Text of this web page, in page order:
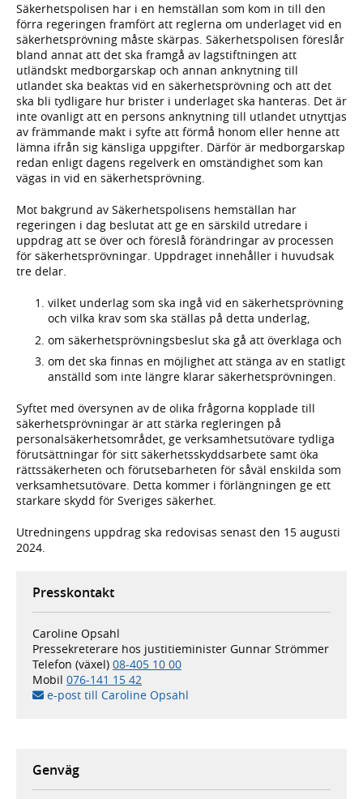
Säkerhetspolisen har i en hemställan som kom in till den
förra regeringen framfört att reglerna om underlaget vid en
säkerhetsprövning måste skärpas. Säkerhetspolisen föreslår
bland annat att det ska framgå av lagstiftningen att
utländskt medborgarskap och annan anknytning till
utlandet ska beaktas vid en säkerhetsprövning och att det
ska bli tydligare hur brister i underlaget ska hanteras. Det är
inte ovanligt att en persons anknytning till utlandet utnyttjas
av främmande makt i syfte att förmå honom eller henne att
lämna ifrån sig känsliga uppgifter. Därför är medborgarskap
redan enligt dagens regelverk en omständighet som kan
vägas in vid en säkerhetsprövning.
Mot bakgrund av Säkerhetspolisens hemställan har
regeringen i dag beslutat att ge en särskild utredare i
uppdrag att se över och föreslå förändringar av processen
för säkerhetsprövningar. Uppdraget innehåller i huvudsak
tre delar.
vilket underlag som ska ingå vid en säkerhetsprövning
och vilka krav som ska ställas på detta underlag,
om säkerhetsprövningsbeslut ska gå att överklaga och
om det ska finnas en möjlighet att stänga av en statligt
anställd som inte längre klarar säkerhetsprövningen.
Syftet med översynen av de olika frågorna kopplade till
säkerhetsprövningar är att stärka regleringen på
personalsäkerhetsområdet, ge verksamhetsutövare tydliga
förutsättningar för sitt säkerhetsskyddsarbete samt öka
rättssäkerheten och förutsebarheten för såväl enskilda som
verksamhetsutövare. Detta kommer i förlängningen ge ett
starkare skydd för Sveriges säkerhet.
Utredningens uppdrag ska redovisas senast den 15 augusti
2024.
Presskontakt
Caroline Opsahl
Pressekreterare hos justitieminister Gunnar Strömmer
Telefon (växel) 08-405 10 00
Mobil 076-141 15 42
e-post till Caroline Opsahl
Genväg